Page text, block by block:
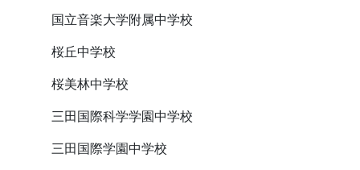
国立音楽大学附属中学校
桜丘中学校
桜美林中学校
三田国際科学学園中学校
三田国際学園中学校